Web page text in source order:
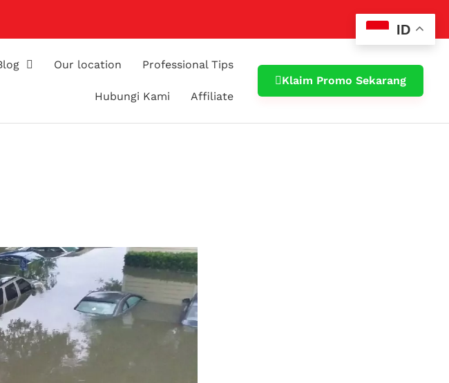
Our location Professional Tips
Hubungi Kami Affiliate
Klaim Promo Sekarang
ID